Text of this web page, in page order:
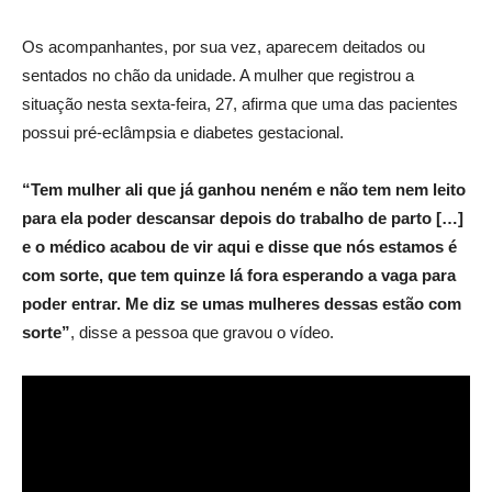
Os acompanhantes, por sua vez, aparecem deitados ou
sentados no chão da unidade. A mulher que registrou a
situação nesta sexta-feira, 27, afirma que uma das pacientes
possui pré-eclâmpsia e diabetes gestacional.
“Tem mulher ali que já ganhou neném e não tem nem leito
para ela poder descansar depois do trabalho de parto […]
e o médico acabou de vir aqui e disse que nós estamos é
com sorte, que tem quinze lá fora esperando a vaga para
poder entrar. Me diz se umas mulheres dessas estão com
sorte”, disse a pessoa que gravou o vídeo.